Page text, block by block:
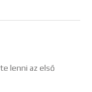
lenni az első